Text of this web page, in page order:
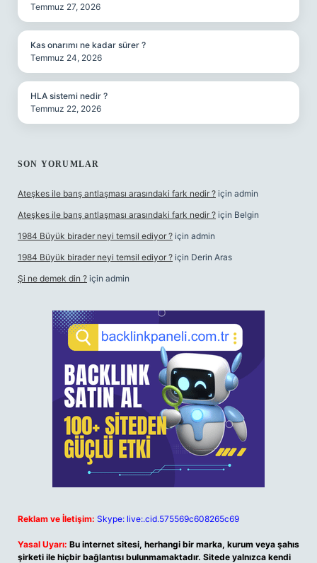
Temmuz 27, 2026
Kas onarımı ne kadar sürer ?
Temmuz 24, 2026
HLA sistemi nedir ?
Temmuz 22, 2026
SON YORUMLAR
Ateşkes ile barış antlaşması arasındaki fark nedir ? için admin
Ateşkes ile barış antlaşması arasındaki fark nedir ? için Belgin
1984 Büyük birader neyi temsil ediyor ? için admin
1984 Büyük birader neyi temsil ediyor ? için Derin Aras
Şi ne demek din ? için admin
Reklam ve İletişim: Skype: live:.cid.575569c608265c69
Yasal Uyarı: Bu internet sitesi, herhangi bir marka, kurum veya şahıs
şirketi ile hiçbir bağlantısı bulunmamaktadır. Sitede yalnızca kendi